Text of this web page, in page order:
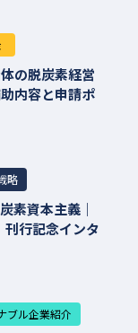
の脱炭素経営
内容と申請ポ
略
素資本主義｜
刊行記念インタ
ブル企業紹介